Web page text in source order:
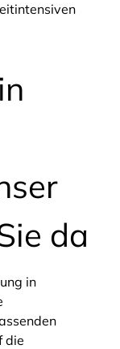
da
in
die